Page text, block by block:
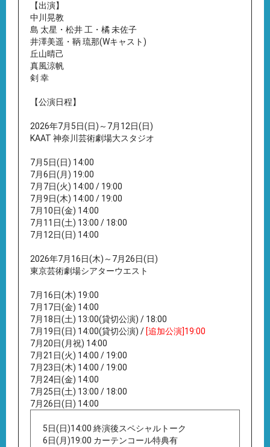
【出演】
中川晃教
島 太星・松井 工・橘 未佐子
井澤美遥・鞆 琉那(Wキャスト)
丘山晴己
真風涼帆
剣 幸
【公演日程】
2026年7月5日(日)～7月12日(日)
KAAT 神奈川芸術劇場大スタジオ
7月5日(日) 14:00
7月6日(月) 19:00
7月7日(火) 14:00 / 19:00
7月9日(木) 14:00 / 19:00
7月10日(金) 14:00
7月11日(土) 13:00 / 18:00
7月12日(日) 14:00
2026年7月16日(木)～7月26日(日)
東京芸術劇場シアターウエスト
7月16日(木) 19:00
7月17日(金) 14:00
7月18日(土) 13:00(貸切公演) / 18:00
7月19日(日) 14:00(貸切公演) / [追加公演]19:00
7月20日(月祝) 14:00
7月21日(火) 14:00 / 19:00
7月23日(木) 14:00 / 19:00
7月24日(金) 14:00
7月25日(土) 13:00 / 18:00
7月26日(日) 14:00
5日(日)14:00 終演後スペシャルトーク
6日(月)19:00 カーテンコール特典有